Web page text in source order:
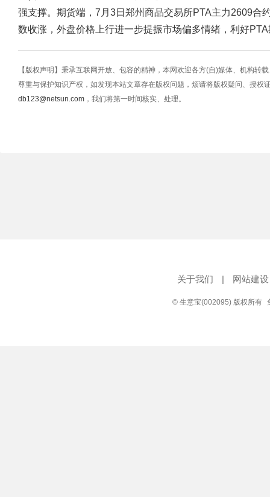
强支撑。期货端，7月3日郑州商品交易所PTA主力2609合
数收涨，外盘价格上行进一步提振市场偏多情绪，利好
【版权声明】秉承互联网开放、包容的精神，本网欢迎各方(自)媒体、机构转
尊重与保护知识产权，如发现本站文章存在版权问题，烦请将版权疑问、授权
db123@netsun.com ，我们将第一时间核实、处理。
关于我们 | 网站建设
© 生意宝(002095) 版权所有